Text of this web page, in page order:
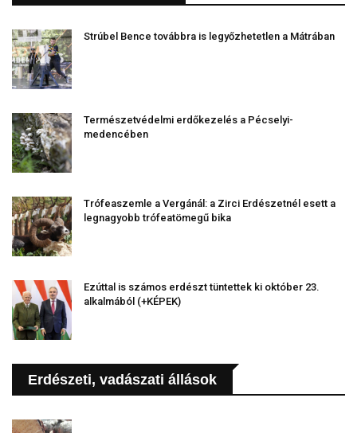
Strúbel Bence továbbra is legyőzhetetlen a Mátrában
Természetvédelmi erdőkezelés a Pécselyi-
medencében
Trófeaszemle a Vergánál: a Zirci Erdészetnél esett a
legnagyobb trófeatömegű bika
Ezúttal is számos erdészt tüntettek ki október 23.
alkalmából (+KÉPEK)
Erdészeti, vadászati állások